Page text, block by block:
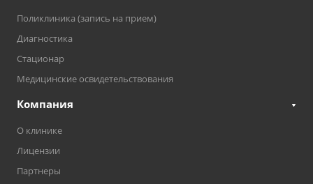
Поликлиника (запись на прием)
Диагностика
Стационар
Медицинские освидетельствования
Компания
О клинике
Лицензии
Партнеры